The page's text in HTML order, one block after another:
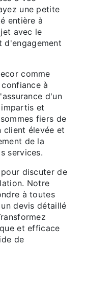
une petite
entière à
avec le
d'engagement
comme
à
d'un
et
fiers de
élevée et
de la
services.
discuter de
Notre
à toutes
devis détaillé
et efficace
de